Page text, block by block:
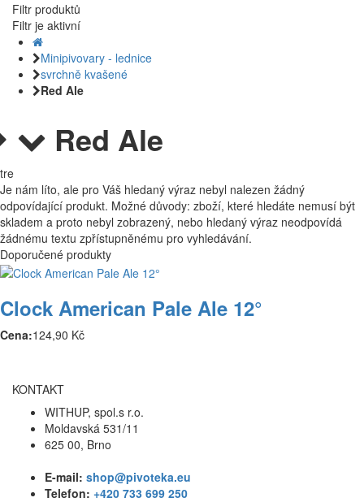
Filtr produktů
Filtr je aktivní
Minipivovary - lednice
svrchně kvašené
Red Ale
Red Ale
Je nám líto, ale pro Váš hledaný výraz nebyl nalezen žádný
odpovídající produkt. Možné důvody: zboží, které hledáte nemusí být
skladem a proto nebyl zobrazený, nebo hledaný výraz neodpovídá
žádnému textu zpřístupněnému pro vyhledávání.
Doporučené produkty
Clock American Pale Ale 12°
Cena:124,90 Kč
KONTAKT
WITHUP, spol.s r.o.
Moldavská 531/11
625 00, Brno
E-mail: shop@pivoteka.eu
Telefon: +420 733 699 250